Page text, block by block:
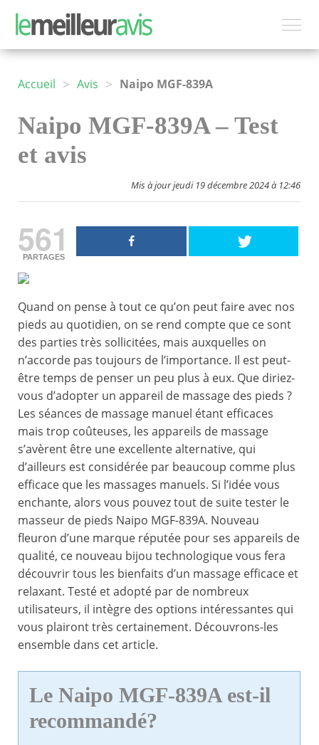
Accueil > Avis > Naipo MGF-839A
Naipo MGF-839A – Test
et avis
Mis à jour jeudi 19 décembre 2024 à 12:46
561
PARTAGES
Quand on pense à tout ce qu’on peut faire avec nos
pieds au quotidien, on se rend compte que ce sont
des parties très sollicitées, mais auxquelles on
n’accorde pas toujours de l’importance. Il est peut-
être temps de penser un peu plus à eux. Que diriez-
vous d’adopter un appareil de massage des pieds ?
Les séances de massage manuel étant efficaces
mais trop coûteuses, les appareils de massage
s’avèrent être une excellente alternative, qui
d’ailleurs est considérée par beaucoup comme plus
efficace que les massages manuels. Si l’idée vous
enchante, alors vous pouvez tout de suite tester le
masseur de pieds Naipo MGF-839A. Nouveau
fleuron d’une marque réputée pour ses appareils de
qualité, ce nouveau bijou technologique vous fera
découvrir tous les bienfaits d’un massage efficace et
relaxant. Testé et adopté par de nombreux
utilisateurs, il intègre des options intéressantes qui
vous plairont très certainement. Découvrons-les
ensemble dans cet article.
Le Naipo MGF-839A est-il
recommandé?